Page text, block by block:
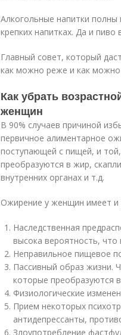
Алкогольные напитки
крепких напитках. Да и
Главный совет, который
как можно реже и как
Как убрать
женщин
В 90% случаев причиной
первичное алиментарное
поступающей с пищей, и
преобразуются в жир,
внутренних органах и т.д.
Ожирение у женщин имеет и
Наследственная
высока вероятность,
Неправильное пищевое
Пассивный образ жизни.
которые преобразуются
Физиологические
Прием некоторых
антидепрессанты,
Злоупотребление